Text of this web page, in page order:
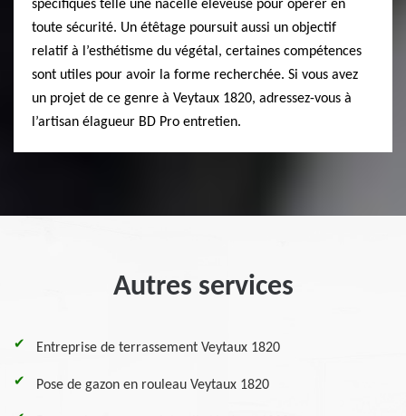
spécifiques telle une nacelle éleveuse pour opérer en
toute sécurité. Un étêtage poursuit aussi un objectif
relatif à l’esthétisme du végétal, certaines compétences
sont utiles pour avoir la forme recherchée. Si vous avez
un projet de ce genre à Veytaux 1820, adressez-vous à
l’artisan élagueur BD Pro entretien.
Autres services
Entreprise de terrassement Veytaux 1820
Pose de gazon en rouleau Veytaux 1820